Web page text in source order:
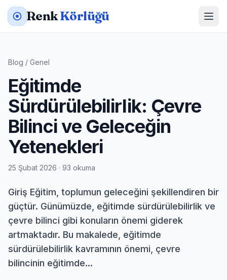
RenkKörlüğü
Blog / Genel
Eğitimde
Sürdürülebilirlik: Çevre
Bilinci ve Geleceğin
Yetenekleri
25 Şubat 2026 · 93 okuma
Giriş Eğitim, toplumun geleceğini şekillendiren bir
güçtür. Günümüzde, eğitimde sürdürülebilirlik ve
çevre bilinci gibi konuların önemi giderek
artmaktadır. Bu makalede, eğitimde
sürdürülebilirlik kavramının önemi, çevre
bilincinin eğitimde...